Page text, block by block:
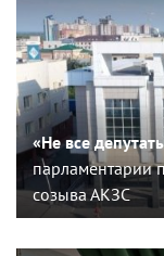
«Не все
парламентарии
созыва АКЗС